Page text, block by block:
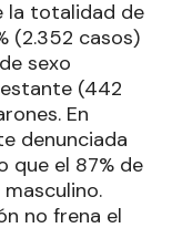
la totalidad de
(2.352 casos)
sexo
(442
En
denunciada
que el 87% de
no frena el